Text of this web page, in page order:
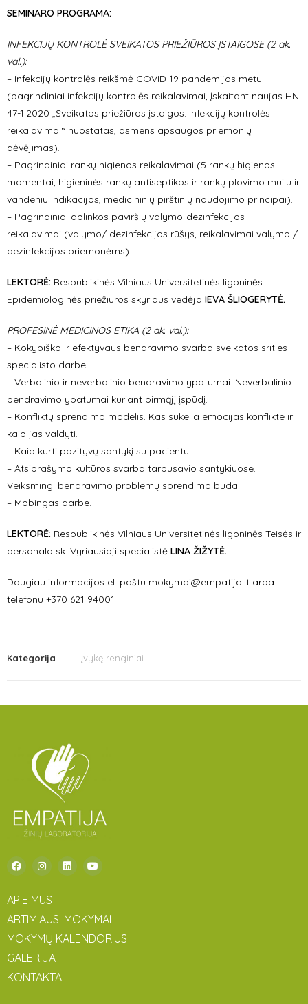
SEMINARO PROGRAMA:
INFEKCIJŲ KONTROLĖ SVEIKATOS PRIEŽIŪROS ĮSTAIGOSE (2 ak.
val.):
– Infekcijų kontrolės reikšmė COVID-19 pandemijos metu
(pagrindiniai infekcijų kontrolės reikalavimai, įskaitant naujas HN
47-1:2020 „Sveikatos priežiūros įstaigos. Infekcijų kontrolės
reikalavimai“ nuostatas, asmens apsaugos priemonių
dėvėjimas).
– Pagrindiniai rankų higienos reikalavimai (5 rankų higienos
momentai, higieninės rankų antiseptikos ir rankų plovimo muilu ir
vandeniu indikacijos, medicininių pirštinių naudojimo principai).
– Pagrindiniai aplinkos paviršių valymo-dezinfekcijos
reikalavimai (valymo/ dezinfekcijos rūšys, reikalavimai valymo /
dezinfekcijos priemonėms).
LEKTORĖ: Respublikinės Vilniaus Universitetinės ligoninės
Epidemiologinės priežiūros skyriaus vedėja IEVA ŠLIOGERYTĖ.
PROFESINĖ MEDICINOS ETIKA (2 ak. val.):
– Kokybiško ir efektyvaus bendravimo svarba sveikatos srities
specialisto darbe.
– Verbalinio ir neverbalinio bendravimo ypatumai. Neverbalinio
bendravimo ypatumai kuriant pirmąjį įspūdį.
– Konfliktų sprendimo modelis. Kas sukelia emocijas konflikte ir
kaip jas valdyti.
– Kaip kurti pozityvų santykį su pacientu.
– Atsiprašymo kultūros svarba tarpusavio santykiuose.
Veiksmingi bendravimo problemų sprendimo būdai.
– Mobingas darbe.
LEKTORĖ: Respublikinės Vilniaus Universitetinės ligoninės Teisės ir
personalo sk. Vyriausioji specialistė LINA ŽIŽYTĖ.
Daugiau informacijos el. paštu mokymai@empatija.lt arba
telefonu +370 621 94001
Kategorija Įvykę renginiai
APIE MUS
ARTIMIAUSI MOKYMAI
MOKYMŲ KALENDORIUS
GALERIJA
KONTAKTAI